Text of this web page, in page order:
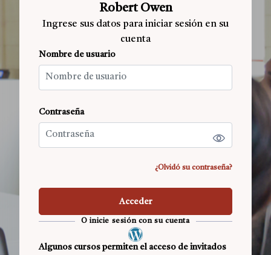
Robert Owen
Ingrese sus datos para iniciar sesión en su
cuenta
Nombre de usuario
Nombre de usuario
Contraseña
Contraseña
¿Olvidó su contraseña?
Acceder
O inicie sesión con su cuenta
Algunos cursos permiten el acceso de invitados